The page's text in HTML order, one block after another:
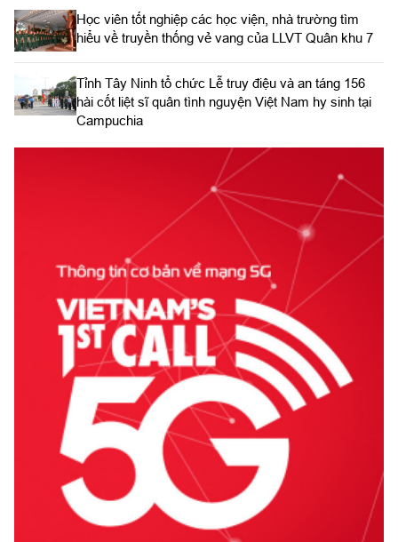
Học viên tốt nghiệp các học viện, nhà trường tìm
hiểu về truyền thống vẻ vang của LLVT Quân khu 7
​Tỉnh Tây Ninh tổ chức Lễ truy điệu và an táng 156
hài cốt liệt sĩ quân tình nguyện Việt Nam hy sinh tại
Campuchia